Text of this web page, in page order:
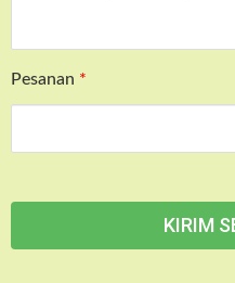
Pesanan *